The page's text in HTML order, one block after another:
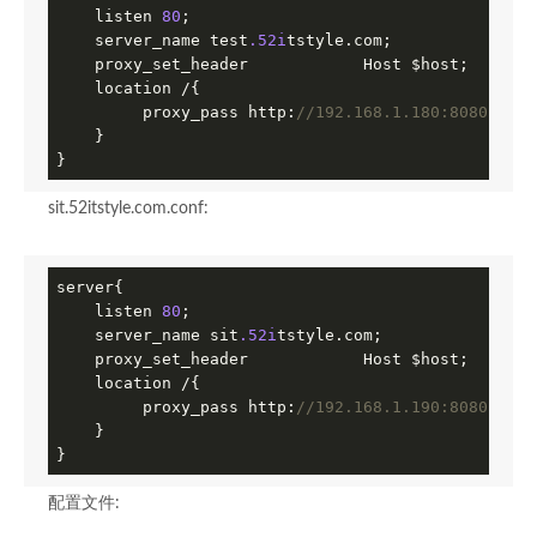
    listen
80 ;
    server_name test
.52i tstyle.com;
    proxy_set_header            Host $host;
    location /{
         proxy_pass http:
//192.168.1.180:8080;
    }
}
sit.52itstyle.com.conf:
server{
    listen
80 ;
    server_name sit
.52i tstyle.com;
    proxy_set_header            Host $host;
    location /{
         proxy_pass http:
//192.168.1.190:8080;
    }
}
配置文件: